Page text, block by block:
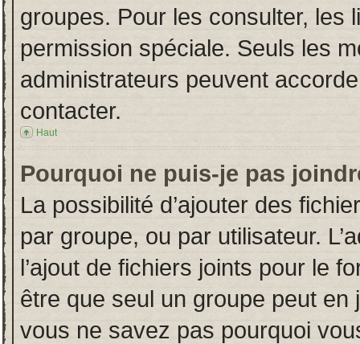
groupes. Pour les consulter, les
permission spéciale. Seuls les
administrateurs peuvent
contacter.
Haut
Pourquoi ne puis-je pas
La possibilité d’ajouter des
par groupe, ou par utilisateur.
l’ajout de fichiers joints pour le
être que seul un groupe peut en
vous ne savez pas pourquoi